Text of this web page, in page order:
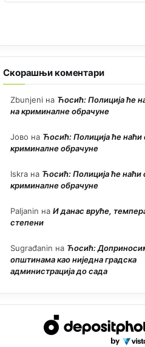
Скорашњи коментари
Zbunjeni на Ћосић: Полиција ће
на криминалне обрачуне
Јово на Ћосић: Полиција ће наћи
криминалне обрачуне
Iskra на Ћосић: Полиција ће наћи
криминалне обрачуне
Paljanin на И данас вруће,
степени
Sugrađanin на Ћосић:
општинама као ниједна градска
администрација до сада